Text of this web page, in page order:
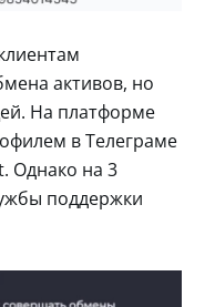
активов, но
На платформе
в Телеграме
Однако на 3
поддержки